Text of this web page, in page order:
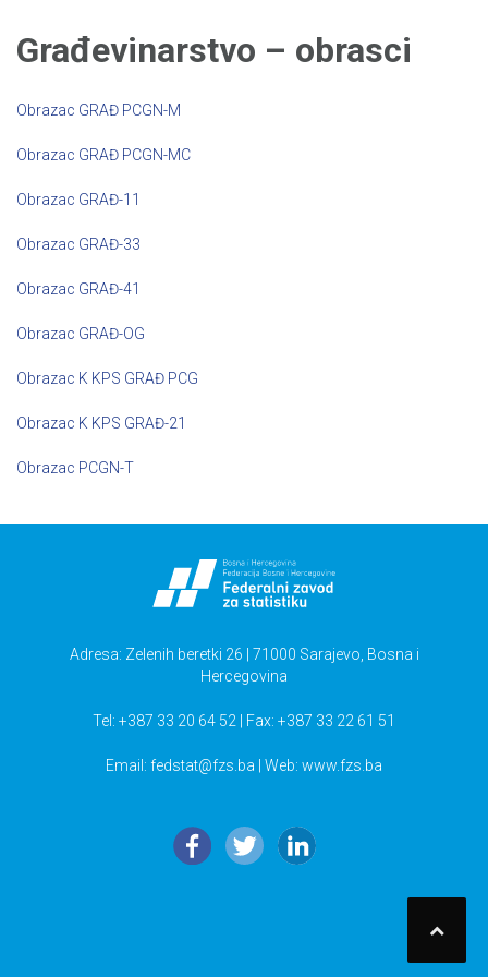
Građevinarstvo – obrasci
Obrazac GRAĐ PCGN-M
Obrazac GRAĐ PCGN-MC
Obrazac GRAĐ-11
Obrazac GRAĐ-33
Obrazac GRAĐ-41
Obrazac GRAĐ-OG
Obrazac K KPS GRAĐ PCG
Obrazac K KPS GRAĐ-21
Obrazac PCGN-T
Adresa: Zelenih beretki 26 | 71000 Sarajevo, Bosna i
Hercegovina
Tel: +387 33 20 64 52 | Fax: +387 33 22 61 51
Email: fedstat@fzs.ba | Web: www.fzs.ba